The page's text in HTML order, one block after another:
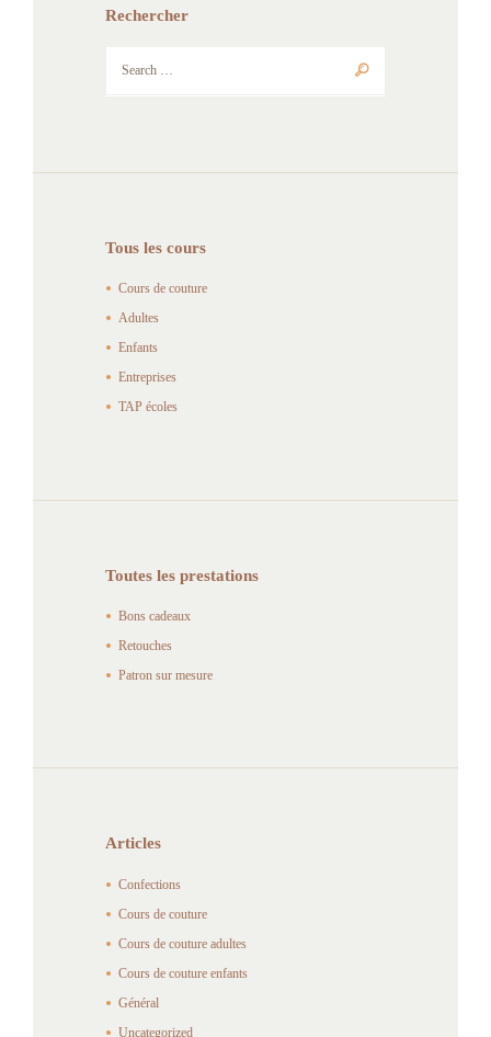
Rechercher
Tous les cours
Cours de couture
Adultes
Enfants
Entreprises
TAP écoles
Toutes les prestations
Bons cadeaux
Retouches
Patron sur mesure
Articles
Confections
Cours de couture
Cours de couture adultes
Cours de couture enfants
Général
Uncategorized